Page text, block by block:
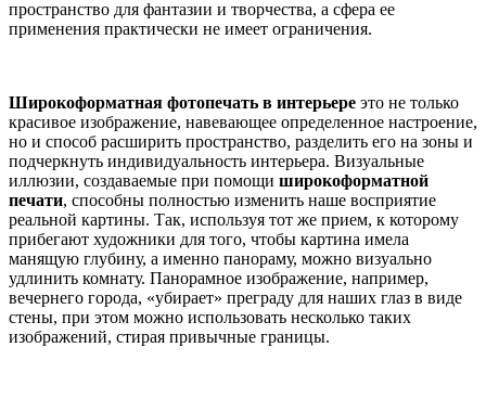
пространство для фантазии и творчества, а сфера ее
применения практически не имеет ограничения.
Широкоформатная фотопечать в интерьере это не только
красивое изображение, навевающее определенное настроение,
но и способ расширить пространство, разделить его на зоны и
подчеркнуть индивидуальность интерьера. Визуальные
иллюзии, создаваемые при помощи широкоформатной
печати, способны полностью изменить наше восприятие
реальной картины. Так, используя тот же прием, к которому
прибегают художники для того, чтобы картина имела
манящую глубину, а именно панораму, можно визуально
удлинить комнату. Панорамное изображение, например,
вечернего города, «убирает» преграду для наших глаз в виде
стены, при этом можно использовать несколько таких
изображений, стирая привычные границы.